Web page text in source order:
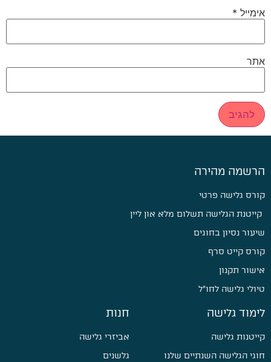
אימייל *
אתר
הרשמה מהירה
קורס גלישה פרטי
קייטנת הגלישה תשלום מלא און ליין
שיעור נסיון בחוגים
קורס קייט סרף
אישור תקנון
טיולי גלישה לחו״ל
לימוד גלישה
קייטנות גלישה
חוגי הגלישה השנתיים שלנו
חנות
אביזרי גלישה
גלשנים